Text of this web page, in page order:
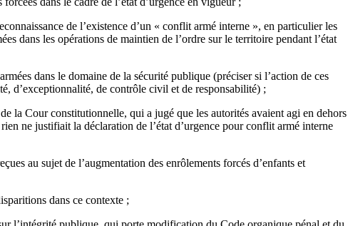
de l’existence d’un « conflit armé interne », en particulier les
dans les opérations de maintien de l’ordre sur le territoire pendant l’état
dans le domaine de la sécurité publique (préciser si l’action de ces
d’exceptionnalité, de contrôle civil et de responsabilité) ;
la Cour constitutionnelle, qui a jugé que les autorités avaient agi en dehors
ne justifiait la déclaration de l’état d’urgence pour conflit armé interne
au sujet de l’augmentation des enrôlements forcés d’enfants et
dans ce contexte ;